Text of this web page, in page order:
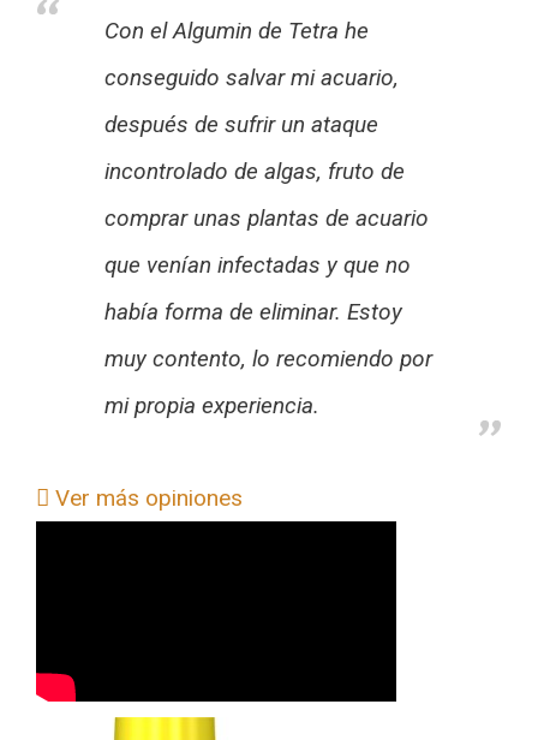
Con el Algumin de Tetra he
conseguido salvar mi acuario,
después de sufrir un ataque
incontrolado de algas, fruto de
comprar unas plantas de acuario
que venían infectadas y que no
había forma de eliminar. Estoy
muy contento, lo recomiendo por
mi propia experiencia.
Ver más opiniones